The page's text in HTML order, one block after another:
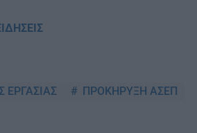
ΕΡΓΑΣΙΑΣ
ΠΡΟΚΗΡΥΞΗ ΑΣΕΠ